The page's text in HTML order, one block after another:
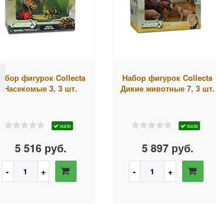
Набор фигурок Collecta
Насекомые 3, 3 шт.
мало
5 516 руб.
Набор фигурок Collecta
Дикие животные 7, 3 шт.
мало
5 897 руб.